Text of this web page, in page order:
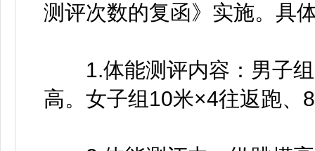
测评次数的复函》实施。具
1.体能测评内容：男子组
高。女子组10米×4往返跑、